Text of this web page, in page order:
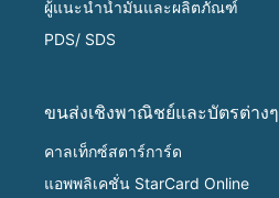
ผู้แนะนำน้ำมันและผลิตภัณฑ์
PDS/ SDS
ขนส่งเชิงพาณิชย์และบัตรต่างๆ
คาลเท็กซ์สตาร์การ์ด
แอพพลิเคชั่น StarCard Online